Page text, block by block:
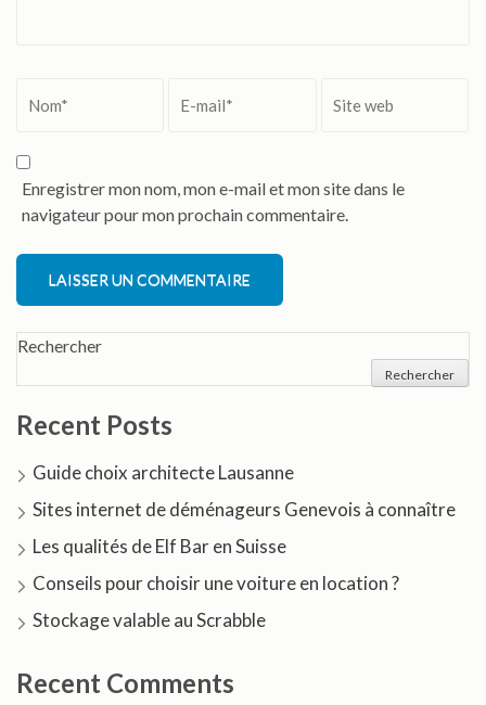
web
Enregistrer mon nom, mon e-mail et mon site dans le
navigateur pour mon prochain commentaire.
Alternative:
Rechercher
Rechercher
Recent Posts
Guide choix architecte Lausanne
Sites internet de déménageurs Genevois à connaître
Les qualités de Elf Bar en Suisse
Conseils pour choisir une voiture en location ?
Stockage valable au Scrabble
Recent Comments